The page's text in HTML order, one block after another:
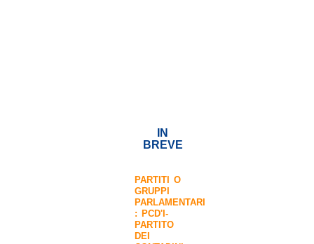
IN
BREVE
PARTITI O
GRUPPI
PARLAMENTARI
: PCD'I-
PARTITO
DEI